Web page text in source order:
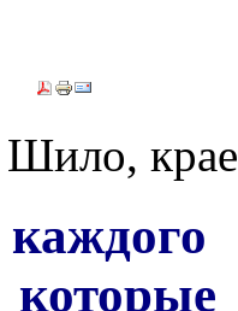
Шило,